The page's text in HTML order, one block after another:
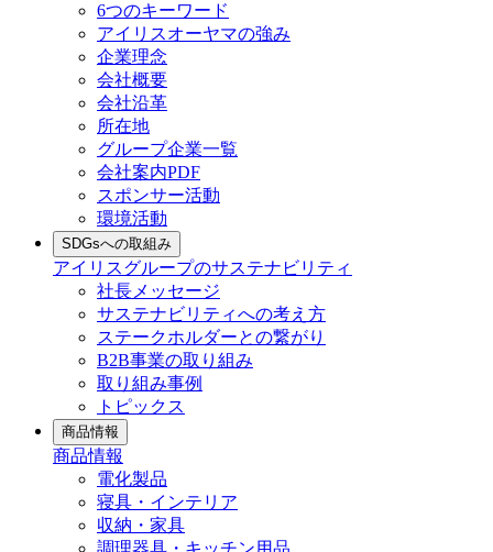
6つのキーワード
アイリスオーヤマの強み
企業理念
会社概要
会社沿革
所在地
グループ企業一覧
会社案内PDF
スポンサー活動
環境活動
SDGsへの取組み
アイリスグループのサステナビリティ
社長メッセージ
サステナビリティへの考え方
ステークホルダーとの繋がり
B2B事業の取り組み
取り組み事例
トピックス
商品情報
商品情報
電化製品
寝具・インテリア
収納・家具
調理器具・キッチン用品